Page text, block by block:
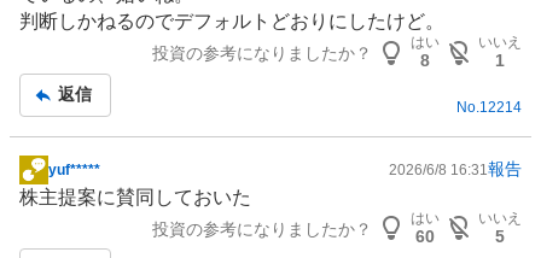
板
記
判断しかねるのでデフォルトどおりにしたけど。
投資の参考になりましたか？
はい
8
いいえ
1
返信
No. 12214
掲
示
yuf***** 2026/6/8 16:31 報告
株主提案に賛同しておいた
投資の参考になりましたか？
はい
60
いいえ
5